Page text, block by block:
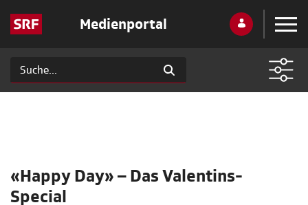
Medienportal
«Happy Day» – Das Valentins-
Special